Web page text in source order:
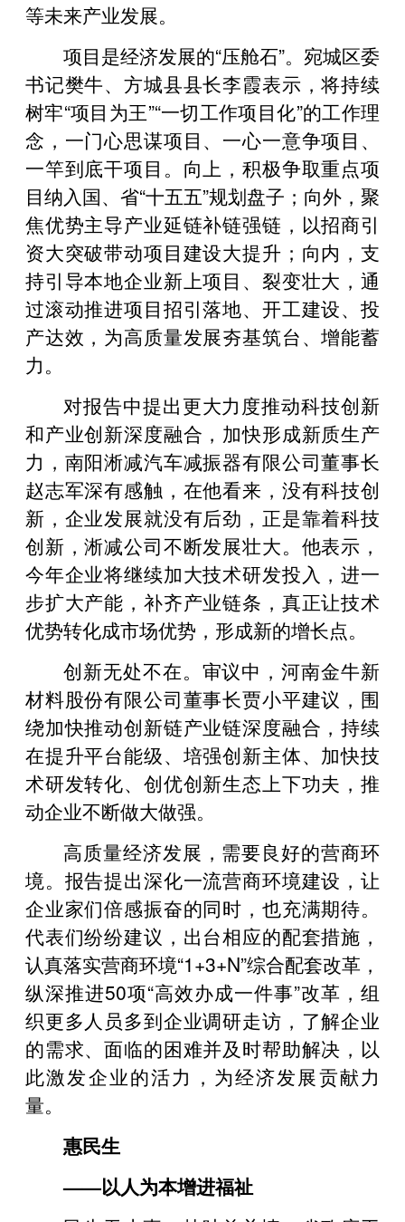
等未来产业发展。
项目是经济发展的“压舱石”。宛城区委
书记樊牛、方城县县长李霞表示，将持续
树牢“项目为王”“一切工作项目化”的工作理
念，一门心思谋项目、一心一意争项目、
一竿到底干项目。向上，积极争取重点项
目纳入国、省“十五五”规划盘子；向外，聚
焦优势主导产业延链补链强链，以招商引
资大突破带动项目建设大提升；向内，支
持引导本地企业新上项目、裂变壮大，通
过滚动推进项目招引落地、开工建设、投
产达效，为高质量发展夯基筑台、增能蓄
力。
对报告中提出更大力度推动科技创新
和产业创新深度融合，加快形成新质生产
力，南阳淅减汽车减振器有限公司董事长
赵志军深有感触，在他看来，没有科技创
新，企业发展就没有后劲，正是靠着科技
创新，淅减公司不断发展壮大。他表示，
今年企业将继续加大技术研发投入，进一
步扩大产能，补齐产业链条，真正让技术
优势转化成市场优势，形成新的增长点。
创新无处不在。审议中，河南金牛新
材料股份有限公司董事长贾小平建议，围
绕加快推动创新链产业链深度融合，持续
在提升平台能级、培强创新主体、加快技
术研发转化、创优创新生态上下功夫，推
动企业不断做大做强。
高质量经济发展，需要良好的营商环
境。报告提出深化一流营商环境建设，让
企业家们倍感振奋的同时，也充满期待。
代表们纷纷建议，出台相应的配套措施，
认真落实营商环境“1+3+N”综合配套改革，
纵深推进50项“高效办成一件事”改革，组
织更多人员多到企业调研走访，了解企业
的需求、面临的困难并及时帮助解决，以
此激发企业的活力，为经济发展贡献力
量。
惠民生
——以人为本增进福祉